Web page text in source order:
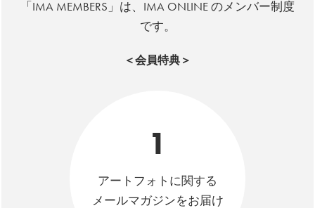
「IMA MEMBERS」は、IMA ONLINE のメンバー制度
です。
＜会員特典＞
1
アートフォトに関する
メールマガジンをお届け